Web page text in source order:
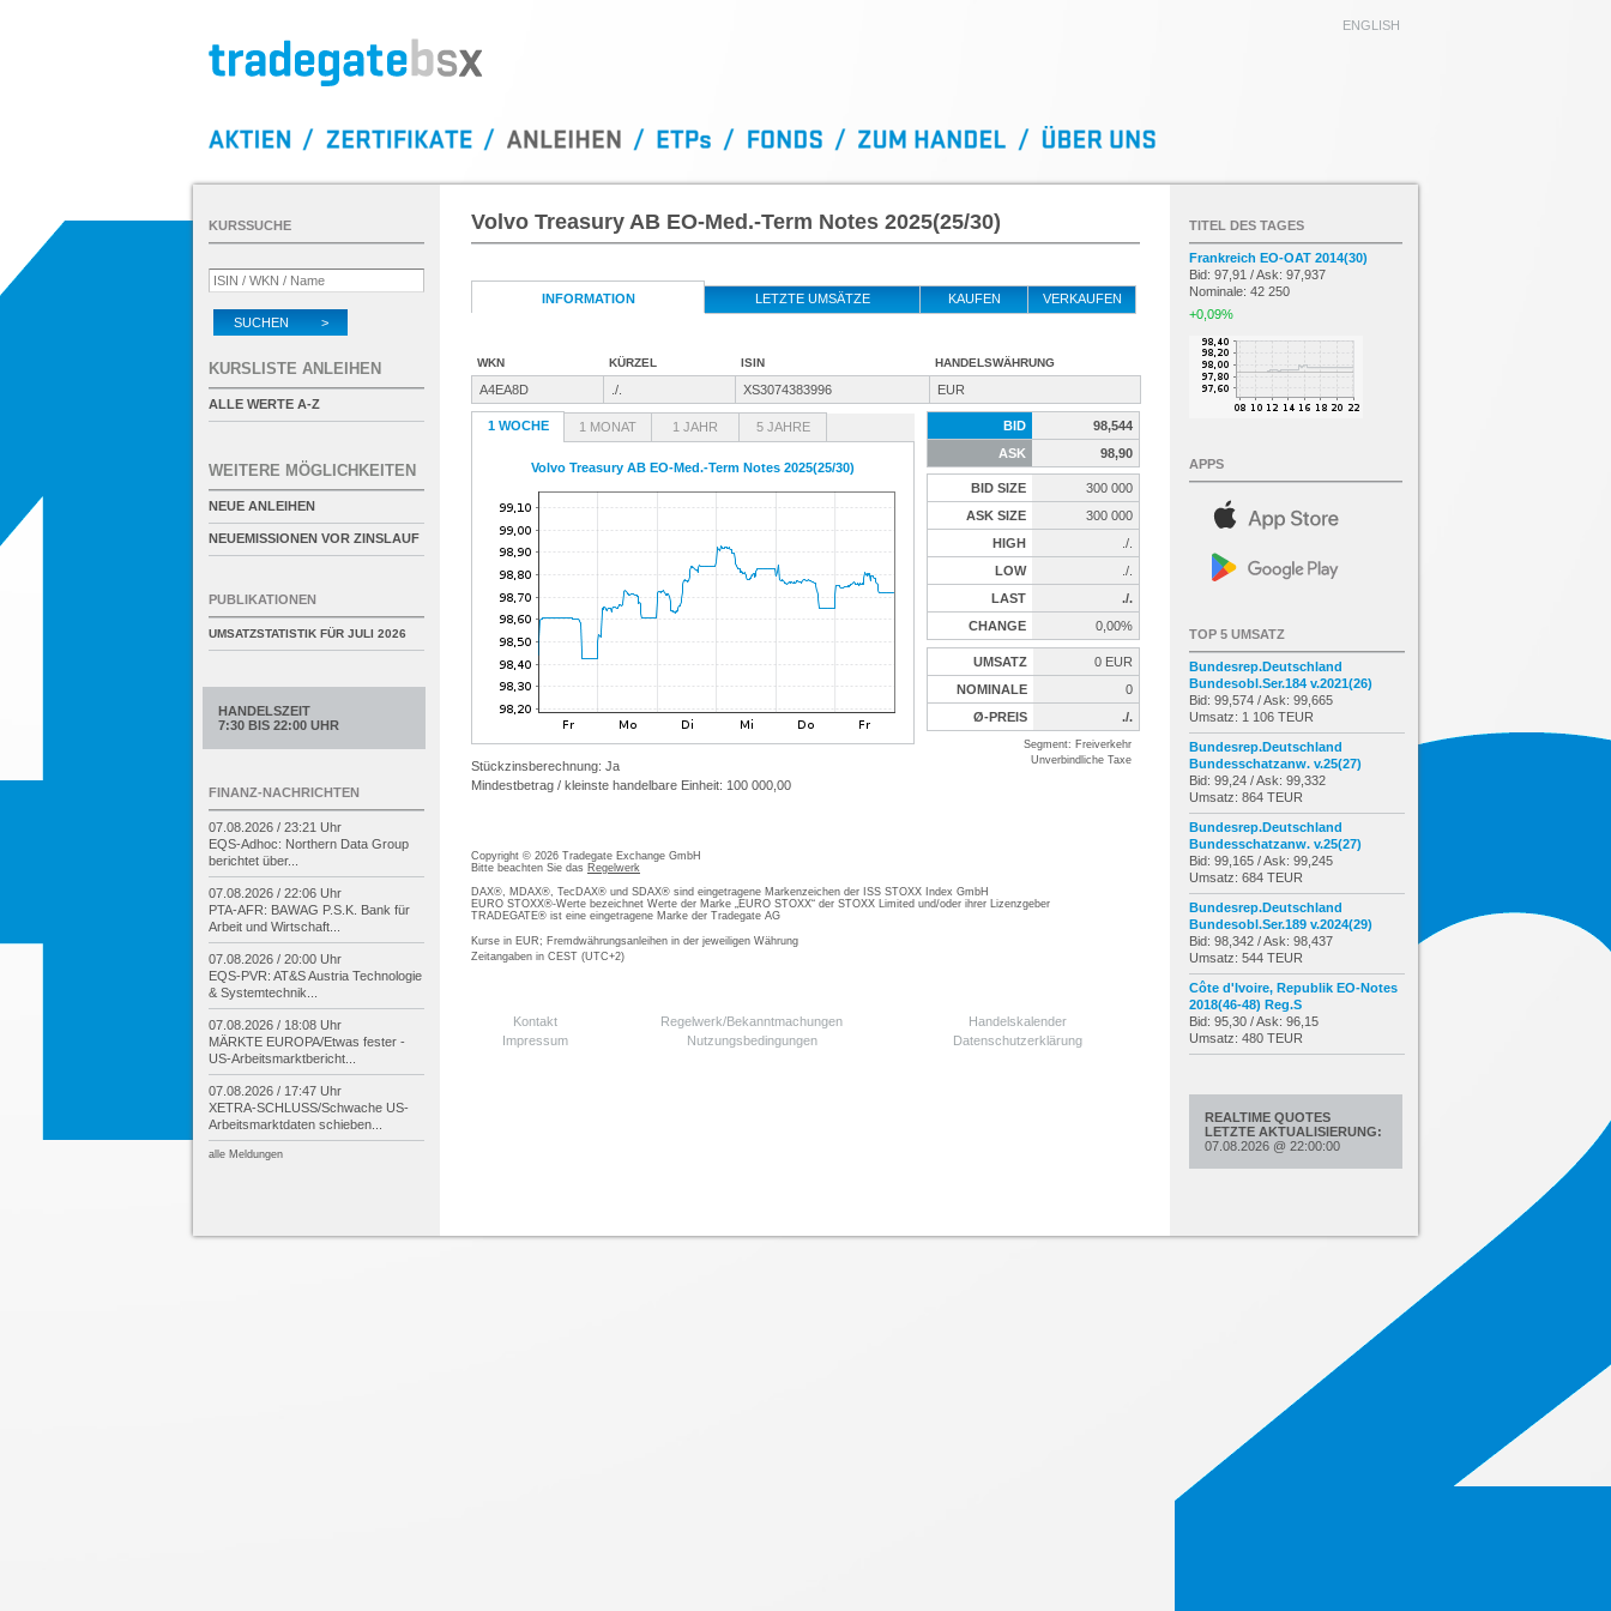
ENGLISH
Volvo Treasury AB EO-Med.-Term Notes 2025(25/30)
INFORMATION LETZTE UMSÄTZE KAUFEN VERKAUFEN
WKN KÜRZEL ISIN HANDELSWÄHRUNG
A4EA8D ./. XS3074383996 EUR
1 WOCHE 1 MONAT 1 JAHR 5 JAHRE
Volvo Treasury AB EO-Med.-Term Notes 2025(25/30)
Stückzinsberechnung: Ja
Mindestbetrag / kleinste handelbare Einheit: 100 000,00
BID
98,544
ASK
98,90
BID SIZE
300 000
ASK SIZE
300 000
HIGH
./.
LOW
./.
LAST
./.
CHANGE
0,00%
UMSATZ
0 EUR
NOMINALE
0
Ø-PREIS
./.
Segment: Freiverkehr
Unverbindliche Taxe
Copyright © 2026 Tradegate Exchange GmbH
Bitte beachten Sie das Regelwerk
DAX®, MDAX®, TecDAX® und SDAX® sind eingetragene Markenzeichen der ISS STOXX Index GmbH
EURO STOXX®-Werte bezeichnet Werte der Marke „EURO STOXX“ der STOXX Limited und/oder ihrer Lizenzgeber
TRADEGATE® ist eine eingetragene Marke der Tradegate AG
Kurse in EUR; Fremdwährungsanleihen in der jeweiligen Währung
Zeitangaben in CEST (UTC+2)
Kontakt Regelwerk/Bekanntmachungen
Handelskalender
Impressum
Nutzungsbedingungen Datenschutzerklärung
KURSSUCHE
SUCHEN >
KURSLISTE ANLEIHEN
ALLE WERTE A-Z
WEITERE MÖGLICHKEITEN
NEUE ANLEIHEN
NEUEMISSIONEN VOR ZINSLAUF
PUBLIKATIONEN
UMSATZSTATISTIK FÜR JULI 2026
HANDELSZEIT
7:30 BIS 22:00 UHR
FINANZ-NACHRICHTEN
07.08.2026 / 23:21 Uhr
EQS-Adhoc: Northern Data Group
berichtet über...
07.08.2026 / 22:06 Uhr
PTA-AFR: BAWAG P.S.K. Bank für
Arbeit und Wirtschaft...
07.08.2026 / 20:00 Uhr
EQS-PVR: AT&S Austria Technologie
& Systemtechnik...
07.08.2026 / 18:08 Uhr
MÄRKTE EUROPA/Etwas fester -
US-Arbeitsmarktbericht...
07.08.2026 / 17:47 Uhr
XETRA-SCHLUSS/Schwache US-
Arbeitsmarktdaten schieben...
alle Meldungen
TITEL DES TAGES
Frankreich EO-OAT 2014(30)
Bid: 97,91 / Ask: 97,937
Nominale: 42 250
+0,09%
APPS
TOP 5 UMSATZ
Bundesrep.Deutschland
Bundesobl.Ser.184 v.2021(26)
Bid: 99,574 / Ask: 99,665
Umsatz: 1 106 TEUR
Bundesrep.Deutschland
Bundesschatzanw. v.25(27)
Bid: 99,24 / Ask: 99,332
Umsatz: 864 TEUR
Bundesrep.Deutschland
Bundesschatzanw. v.25(27)
Bid: 99,165 / Ask: 99,245
Umsatz: 684 TEUR
Bundesrep.Deutschland
Bundesobl.Ser.189 v.2024(29)
Bid: 98,342 / Ask: 98,437
Umsatz: 544 TEUR
Côte d'Ivoire, Republik EO-Notes
2018(46-48) Reg.S
Bid: 95,30 / Ask: 96,15
Umsatz: 480 TEUR
REALTIME QUOTES
LETZTE AKTUALISIERUNG:
07.08.2026 @ 22:00:00